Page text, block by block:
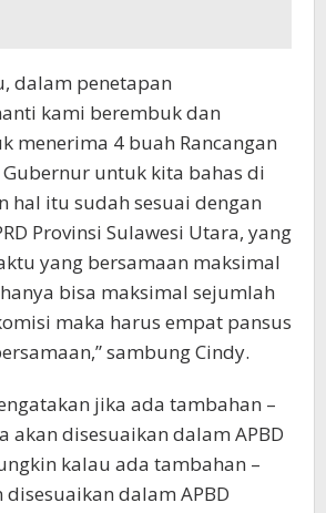
dalam penetapan
kami berembuk dan
menerima 4 buah Rancangan
Gubernur untuk kita bahas di
hal itu sudah sesuai dengan
Provinsi Sulawesi Utara, yang
yang bersamaan maksimal
bisa maksimal sejumlah
maka harus empat pansus
sambung Cindy.
jika ada tambahan –
akan disesuaikan dalam APBD
kalau ada tambahan –
dalam APBD